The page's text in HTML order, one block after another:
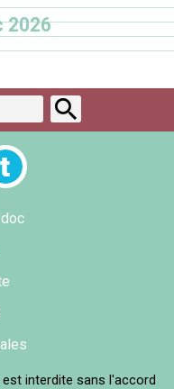
2026
interdite sans l'accord